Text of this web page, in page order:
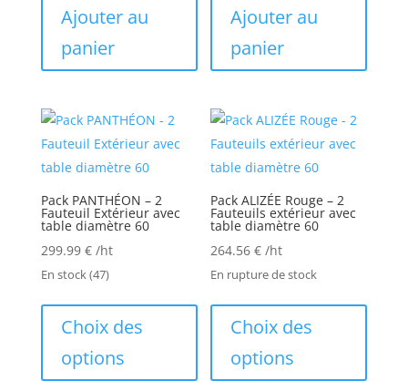
était :
est :
Ajouter au
panier
était :
est :
Ajouter au
panier
Pack PANTHÉON – 2
Fauteuil Extérieur avec
table diamètre 60
299.99 € /ht
En stock(47)
Choix des
options
produit
plusieurs
Pack ALIZÉE Rouge – 2
Fauteuils extérieur avec
table diamètre 60
264.56€ /ht
En rupture de stock
Choix des
options